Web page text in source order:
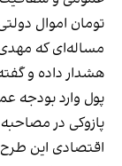
تومان اموال
مساله‌ای که
هشدار داده و
پول وارد بودجه
پازوکی در
اقتصادی این